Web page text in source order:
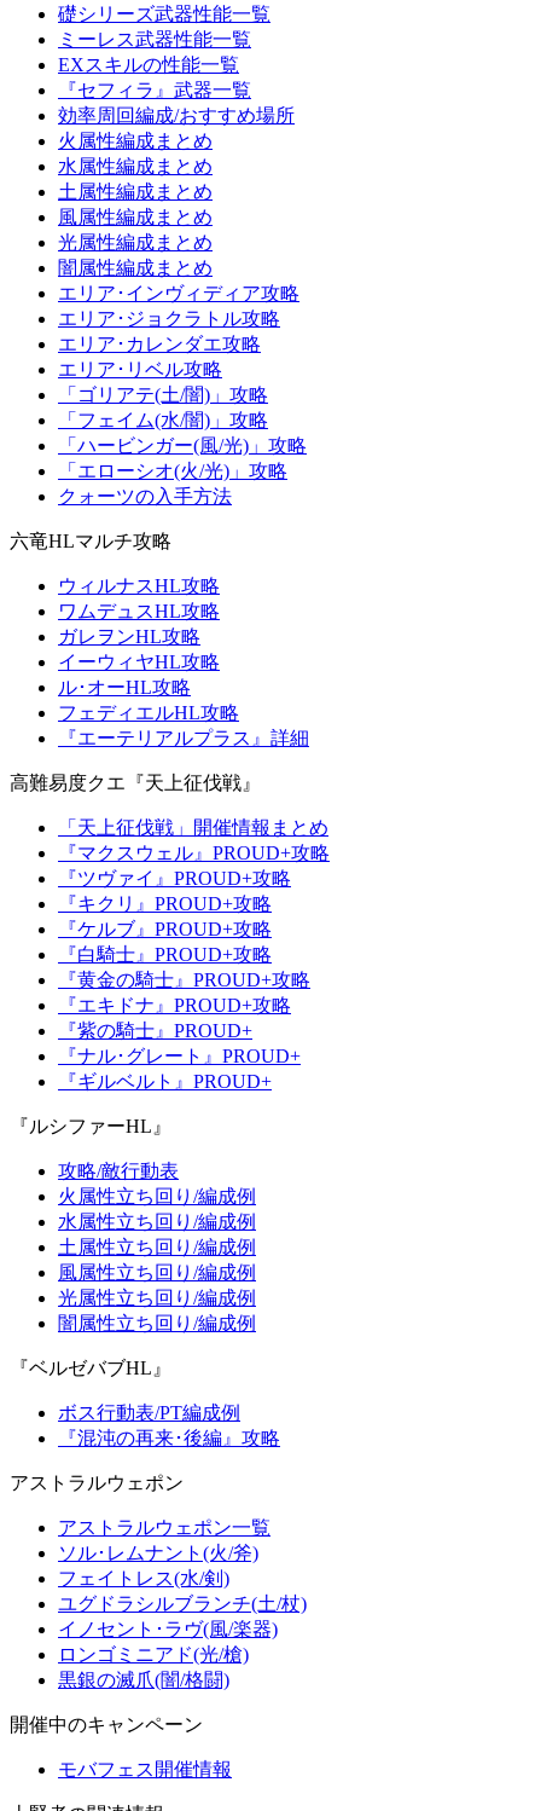
礎シリーズ武器性能一覧
ミーレス武器性能一覧
EXスキルの性能一覧
『セフィラ』武器一覧
効率周回編成/おすすめ場所
火属性編成まとめ
水属性編成まとめ
土属性編成まとめ
風属性編成まとめ
光属性編成まとめ
闇属性編成まとめ
エリア･インヴィディア攻略
エリア･ジョクラトル攻略
エリア･カレンダエ攻略
エリア･リベル攻略
「ゴリアテ(土/闇)」攻略
「フェイム(水/闇)」攻略
「ハービンガー(風/光)」攻略
「エローシオ(火/光)」攻略
クォーツの入手方法
六竜HLマルチ攻略
ウィルナスHL攻略
ワムデュスHL攻略
ガレヲンHL攻略
イーウィヤHL攻略
ル･オーHL攻略
フェディエルHL攻略
『エーテリアルプラス』詳細
高難易度クエ『天上征伐戦』
「天上征伐戦」開催情報まとめ
『マクスウェル』PROUD+攻略
『ツヴァイ』PROUD+攻略
『キクリ』PROUD+攻略
『ケルブ』PROUD+攻略
『白騎士』PROUD+攻略
『黄金の騎士』PROUD+攻略
『エキドナ』PROUD+攻略
『紫の騎士』PROUD+
『ナル･グレート』PROUD+
『ギルベルト』PROUD+
『ルシファーHL』
攻略/敵行動表
火属性立ち回り/編成例
水属性立ち回り/編成例
土属性立ち回り/編成例
風属性立ち回り/編成例
光属性立ち回り/編成例
闇属性立ち回り/編成例
『ベルゼバブHL』
ボス行動表/PT編成例
『混沌の再来･後編』攻略
アストラルウェポン
アストラルウェポン一覧
ソル･レムナント(火/斧)
フェイトレス(水/剣)
ユグドラシルブランチ(土/杖)
イノセント･ラヴ(風/楽器)
ロンゴミニアド(光/槍)
黒銀の滅爪(闇/格闘)
開催中のキャンペーン
モバフェス開催情報